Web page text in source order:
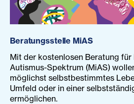
Beratungsstelle MiAS
Mit der kostenlosen Beratung für
Autismus-Spektrum (MiAS)
möglichst selbstbestimmtes
Umfeld oder in einer
ermöglichen.